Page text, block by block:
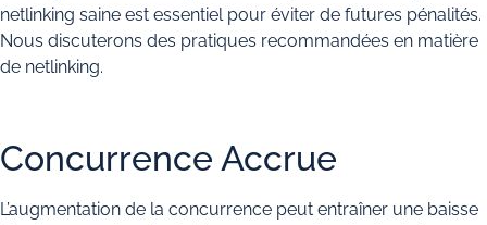
netlinking saine est essentiel pour éviter de futures pénalités.
Nous discuterons des pratiques recommandées en matière
de netlinking.
Concurrence Accrue
L’augmentation de la concurrence peut entraîner une baisse